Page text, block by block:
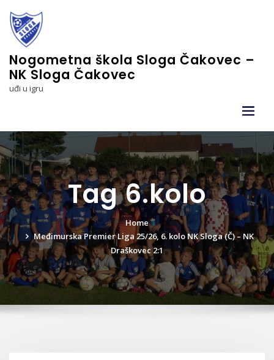
content
Nogometna škola Sloga Čakovec –
NK Sloga Čakovec
uđi u igru
Tag 6.kolo
Home
Međimurska Premier Liga 25/26, 6. kolo NK Sloga (Č) – NK
Draškovec 2:1